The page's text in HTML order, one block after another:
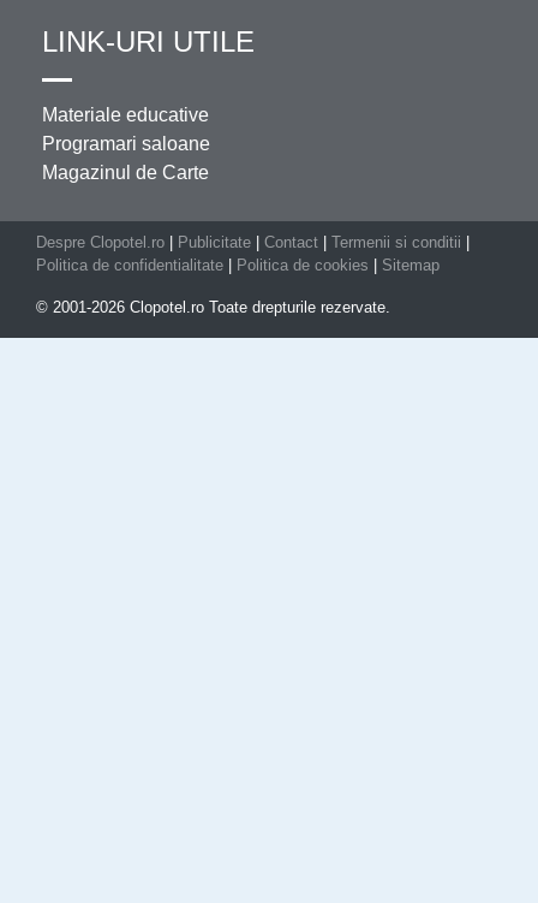
LINK-URI UTILE
Materiale educative
Programari saloane
Magazinul de Carte
Despre Clopotel.ro Publicitate Contact Termenii si conditii
Politica de confidentialitate
Politica de cookies Sitemap
© 2001-2026 Clopotel.ro Toate drepturile rezervate.